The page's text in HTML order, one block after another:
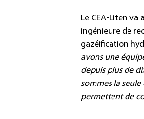
Le CEA-Liten va
ingénieure de
gazéification
avons une
depuis plus de
sommes la
permettent de